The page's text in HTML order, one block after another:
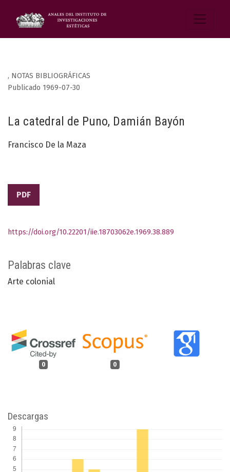
, NOTAS BIBLIOGRÁFICAS
La catedral de Puno, Damián Bayón
Publicado 1969-07-30
Francisco De la Maza
PDF
Palabras clave
Arte colonial
0 0
https://doi.org/10.22201/iie.18703062e.1969.38.889
Descargas